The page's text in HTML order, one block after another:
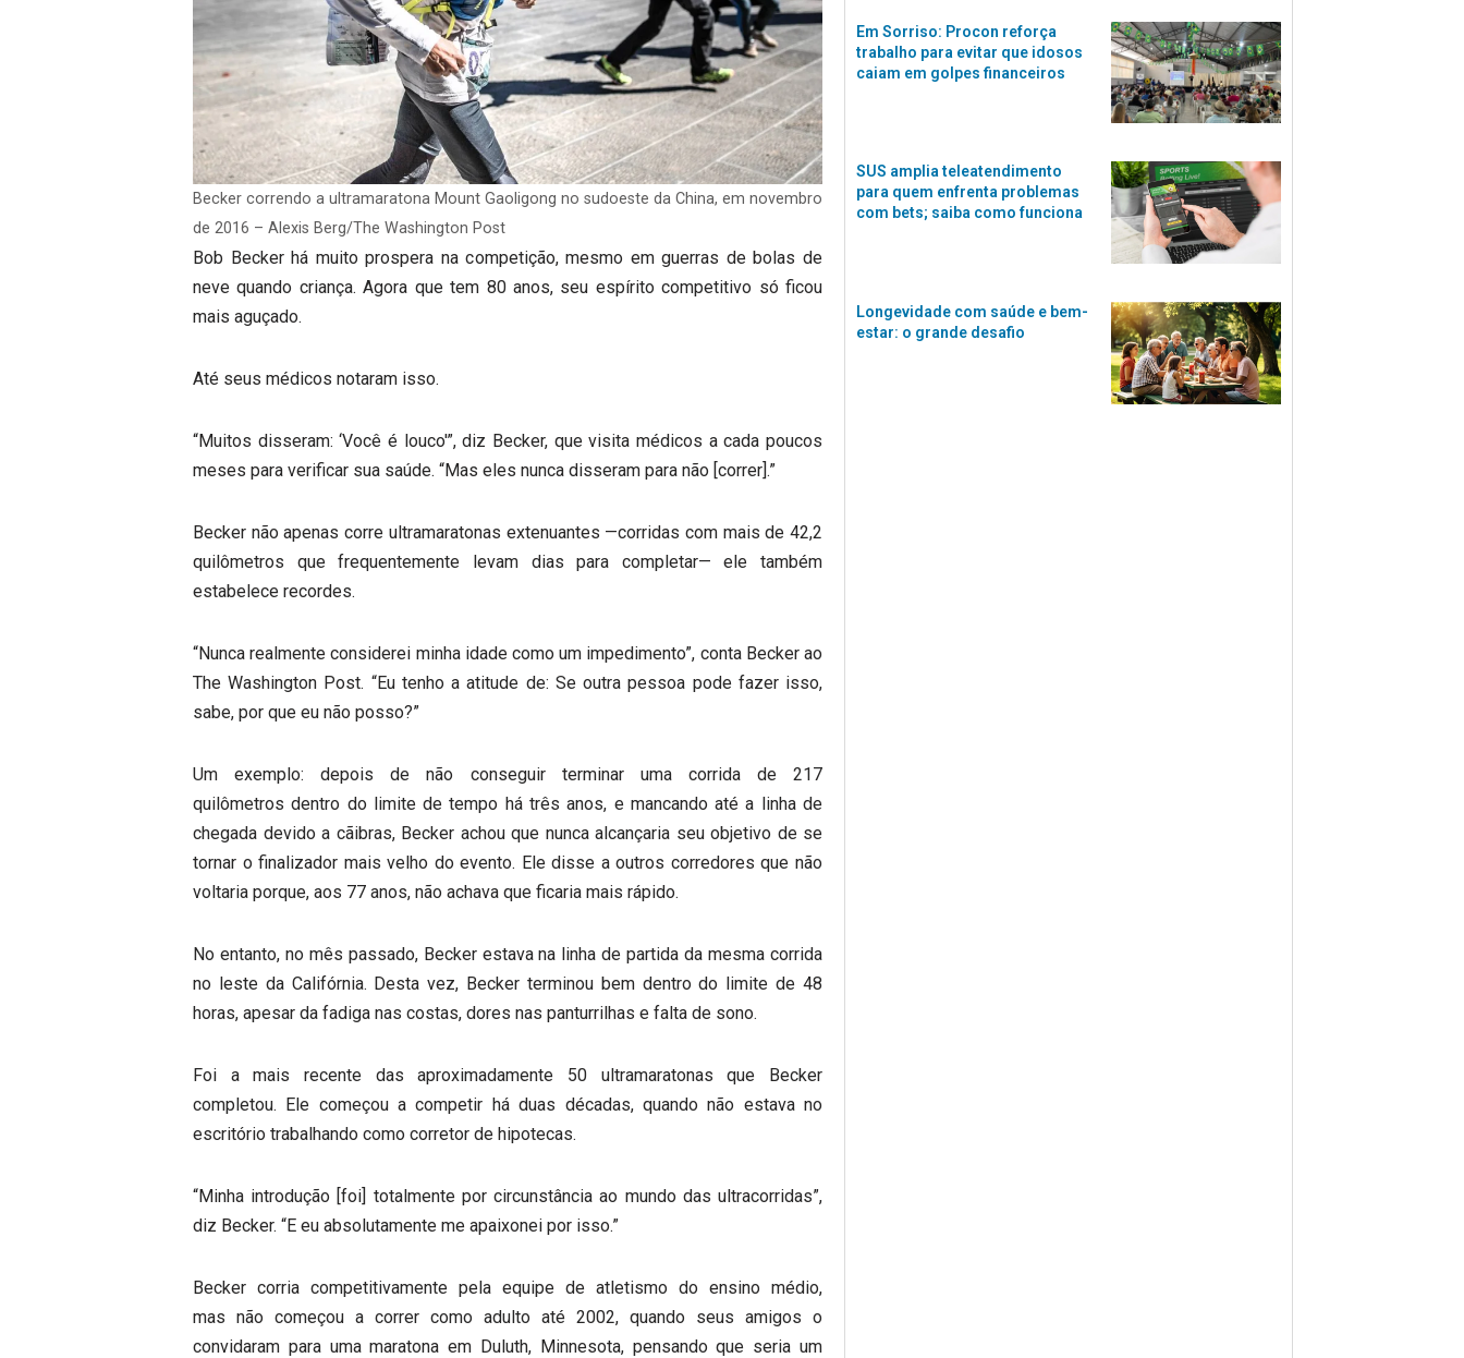
Becker correndo a ultramaratona Mount Gaoligong no sudoeste da China, em novembro
de 2016 – Alexis Berg/The Washington Post
Bob Becker há muito prospera na competição, mesmo em guerras de bolas de
neve quando criança. Agora que tem 80 anos, seu espírito competitivo só ficou
mais aguçado.
Até seus médicos notaram isso.
“Muitos disseram: ‘Você é louco'”, diz Becker, que visita médicos a cada poucos
meses para verificar sua saúde. “Mas eles nunca disseram para não [correr].”
Becker não apenas corre ultramaratonas extenuantes —corridas com mais de 42,2
quilômetros que frequentemente levam dias para completar— ele também
estabelece recordes.
“Nunca realmente considerei minha idade como um impedimento”, conta Becker ao
The Washington Post. “Eu tenho a atitude de: Se outra pessoa pode fazer isso,
sabe, por que eu não posso?”
Um exemplo: depois de não conseguir terminar uma corrida de 217
quilômetros dentro do limite de tempo há três anos, e mancando até a linha de
chegada devido a cãibras, Becker achou que nunca alcançaria seu objetivo de se
tornar o finalizador mais velho do evento. Ele disse a outros corredores que não
voltaria porque, aos 77 anos, não achava que ficaria mais rápido.
No entanto, no mês passado, Becker estava na linha de partida da mesma corrida
no leste da Califórnia. Desta vez, Becker terminou bem dentro do limite de 48
horas, apesar da fadiga nas costas, dores nas panturrilhas e falta de sono.
Foi a mais recente das aproximadamente 50 ultramaratonas que Becker
completou. Ele começou a competir há duas décadas, quando não estava no
escritório trabalhando como corretor de hipotecas.
“Minha introdução [foi] totalmente por circunstância ao mundo das ultracorridas”,
diz Becker. “E eu absolutamente me apaixonei por isso.”
Becker corria competitivamente pela equipe de atletismo do ensino médio,
mas não começou a correr como adulto até 2002, quando seus amigos o
convidaram para uma maratona em Duluth, Minnesota, pensando que seria um
Em Sorriso: Procon reforça
trabalho para evitar que idosos
caiam em golpes financeiros
SUS amplia teleatendimento
para quem enfrenta problemas
com bets; saiba como funciona
Longevidade com saúde e bem-
estar: o grande desafio